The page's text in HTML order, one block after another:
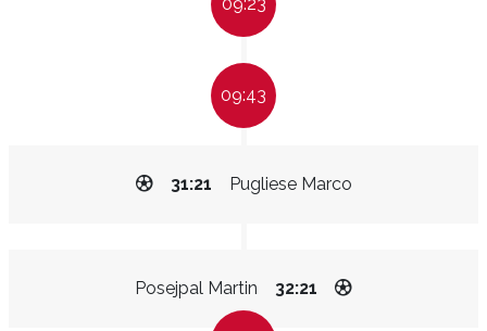
09:43
Pugliese Marco
31:21
Posejpal Martin 32:21